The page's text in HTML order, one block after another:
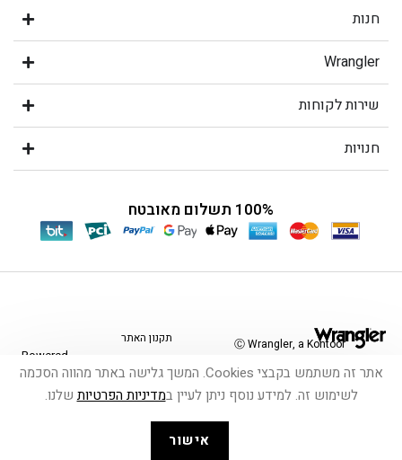
₪249.90
₪124.95
-
50%
-
אתר זה משתמש בקבצי Cookies. המשך גלישה באתר מהווה הסכמה
לשימוש זה. למידע נוסף ניתן לעיין במדיניות הפרטיות שלנו.
אישור